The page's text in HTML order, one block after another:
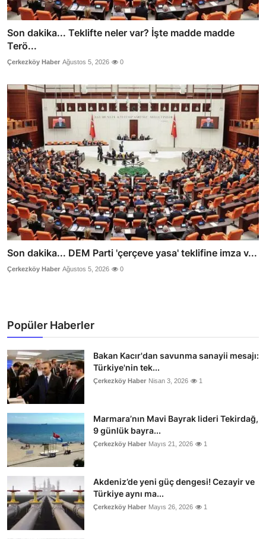
Son dakika... Teklifte neler var? İşte madde madde
Terö...
Çerkezköy Haber Ağustos 5, 2026 0
Son dakika... DEM Parti 'çerçeve yasa' teklifine imza v...
Çerkezköy Haber Ağustos 5, 2026 0
Popüler Haberler
Bakan Kacır'dan savunma sanayii mesajı:
Türkiye'nin tek...
Çerkezköy Haber Nisan 3, 2026 1
Marmara’nın Mavi Bayrak lideri Tekirdağ,
9 günlük bayra...
Çerkezköy Haber Mayıs 21, 2026 1
Akdeniz’de yeni güç dengesi! Cezayir ve
Türkiye aynı ma...
Çerkezköy Haber Mayıs 26, 2026 1